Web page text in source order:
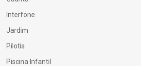
Interfone
Jardim
Pilotis
Piscina Infantil